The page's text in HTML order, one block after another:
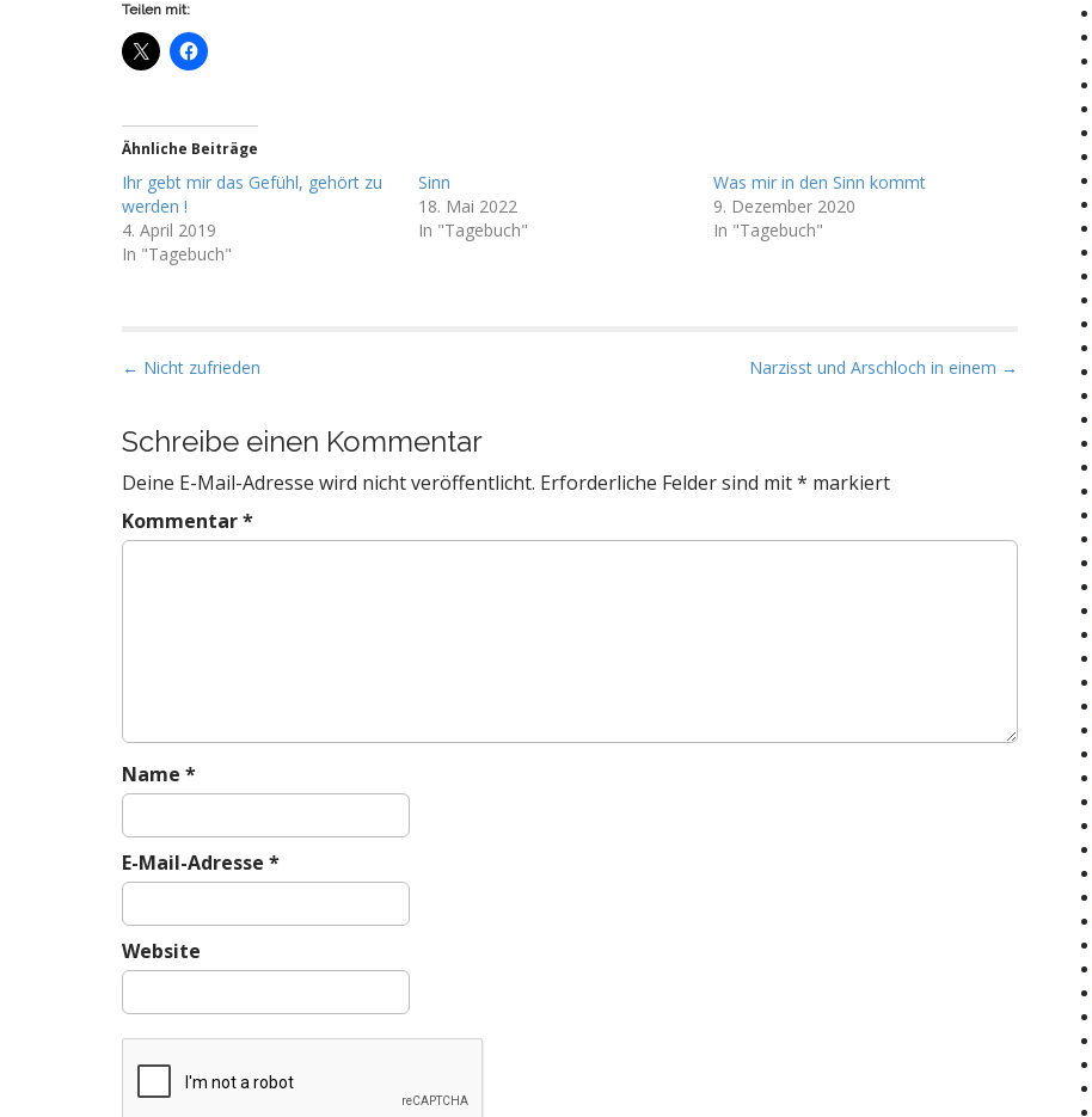
Teilen mit:
Ähnliche Beiträge
Ihr gebt mir das Gefühl, gehört zu
werden !
4. April 2019
In "Tagebuch"
Sinn
18. Mai 2022
In "Tagebuch"
Was mir in den Sinn kommt
9. Dezember 2020
In "Tagebuch"
P
s
t
n
a
v
o
n
← Nicht zufrieden Narzisst und Arschloch in einem →
Schreibe einen Kommentar
Deine E-Mail-Adresse wird nicht veröffentlicht. Erforderliche Felder sind mit* markiert
Kommentar*
Name *
E-Mail-Adresse *
Website